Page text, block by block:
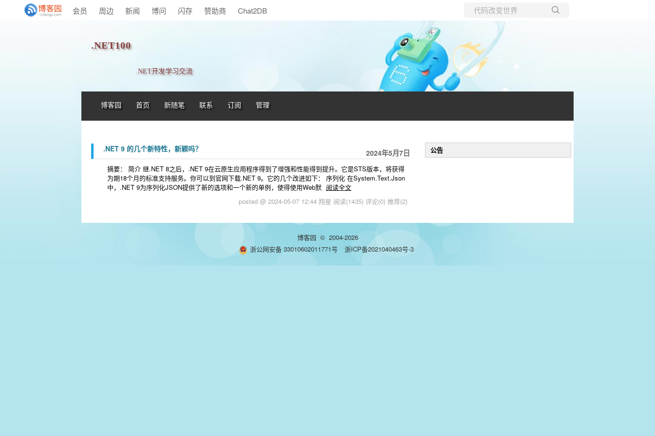
会员 周边 新闻 博问 闪存 赞助商 Chat2DB
.NET100
.NET开发学习交流
博客园 首页 新随笔 联系 订阅 管理
2024年5月7日
.NET 9 的几个新特性，新颖吗？
摘要： 简介 继.NET 8之后，.NET 9在云原生应用程序得到了增强和性能得到提升。它是STS版本，将获得
为期18个月的标准支持服务。你可以到官网下载.NET 9。它的几个改进如下： 序列化 在System.Text.Json
中，.NET 9为序列化JSON提供了新的选项和一个新的单例，使得使用Web默 阅读全文
posted @ 2024-05-07 12:44 翔星 阅读(1435) 评论(0) 推荐(2)
公告
博客园 © 2004-2026
浙公网安备 33010602011771号
浙ICP备2021040463号-3